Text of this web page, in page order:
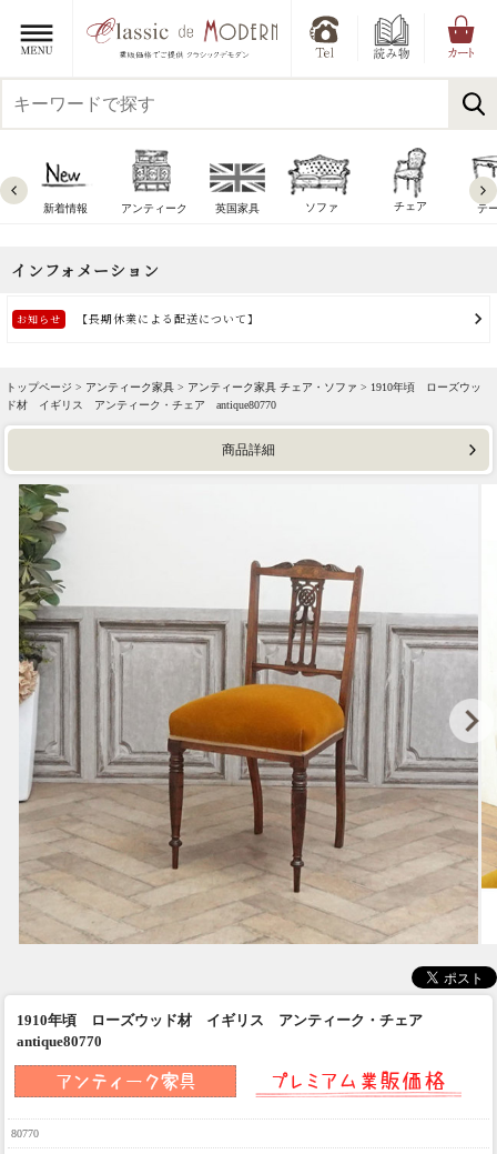
新着情報 アンティーク 英国家具 ソファ チェア テ
トップページ > アンティーク家具 > アンティーク家具 チェア・ソファ > 1910年頃 ローズウッ
ド材 イギリス アンティーク・チェア antique80770
商品詳細
1910年頃 ローズウッド材 イギリス アンティーク・チェア
antique80770
80770